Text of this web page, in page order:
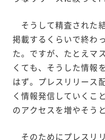
そうして精査された
掲載するくらいで終わ
た。ですが、たとえマ
くても、そうした情報
はず。プレスリリース
く情報発信していくこ
のアクセスを増やそう
そのためにプレスリ